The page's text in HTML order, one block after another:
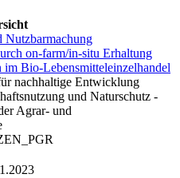
Nutzbarmachung
on-farm/in-situ Erhaltung
Bio-Lebensmitteleinzelhandel
nachhaltige Entwicklung
und Naturschutz -
Agrar- und